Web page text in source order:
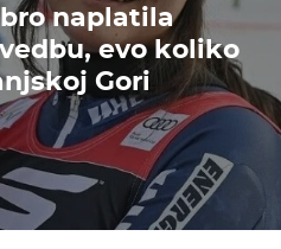
naplatila
evo koliko
Gori